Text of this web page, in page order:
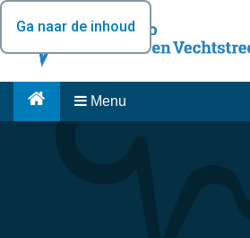
Ga naar de inhoud
Menu